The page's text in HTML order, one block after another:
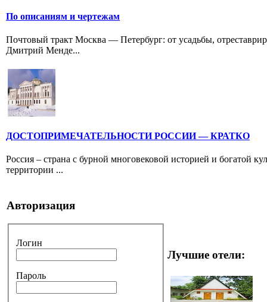
По описаниям и чертежам
Почтовый тракт Москва — Петербург: от усадьбы,
Дмитрий Менде...
ДОСТОПРИМЕЧАТЕЛЬНОСТИ РОССИИ — КРАТКО
Россия – страна с бурной многовековой историей и богатой
территории ...
Авторизация
Логин
Пароль
Лучшие отели: